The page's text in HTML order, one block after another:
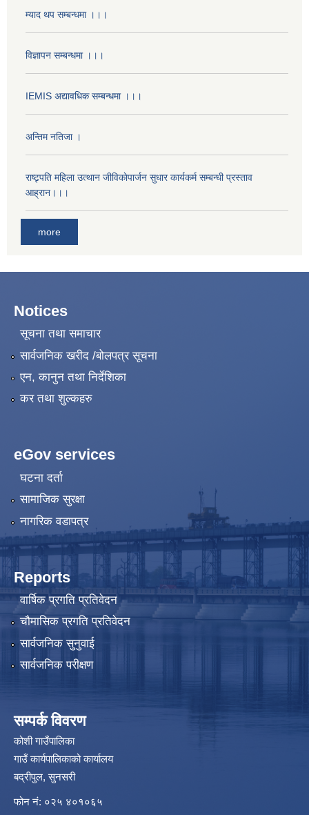
म्याद थप सम्बन्धमा ।।।
विज्ञापन सम्बन्धमा ।।।
IEMIS अद्यावधिक सम्बन्धमा ।।।
अन्तिम नतिजा ।
राष्ट्र्पति महिला उत्थान जीविकाेपार्जन सुधार कार्यकर्म सम्बन्धी प्रस्ताव
आह्रान।।।
more
Notices
सूचना तथा समाचार
सार्वजनिक खरीद /बोलपत्र सूचना
एन, कानुन तथा निर्देशिका
कर तथा शुल्कहरु
eGov services
घटना दर्ता
सामाजिक सुरक्षा
नागरिक वडापत्र
Reports
वार्षिक प्रगति प्रतिवेदन
चौमासिक प्रगति प्रतिवेदन
सार्वजनिक सुनुवाई
सार्वजनिक परीक्षण
सम्पर्क विवरण
कोशी गाउँपालिका
गाउँ कार्यपालिकाको कार्यालय
बद्रीपुल, सुनसरी
फोन नं: ०२५ ४०१०६५